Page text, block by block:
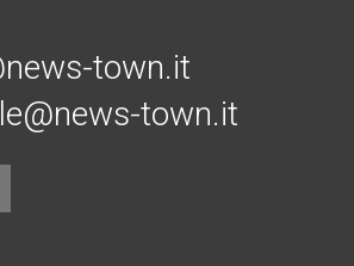
town.it
town.it